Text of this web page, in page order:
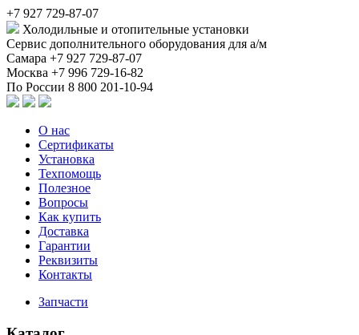
+7 927 729-87-07
Холодильные и отопительные установки
Сервис дополнительного оборудования для а/м
Самара +7 927 729-87-07
Москва +7 996 729-16-82
По России 8 800 201-10-94
О нас
Сертификаты
Установка
Техпомощь
Полезное
Вопросы
Как купить
Доставка
Гарантии
Реквизиты
Контакты
Запчасти